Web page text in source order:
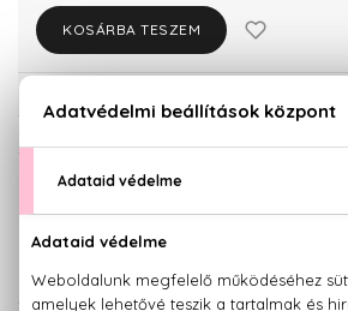
KOSÁRBA TESZEM
KISZERELÉS KIVÁLASZTÁSA
KAPCSOLÓDÓ TERMÉKEK